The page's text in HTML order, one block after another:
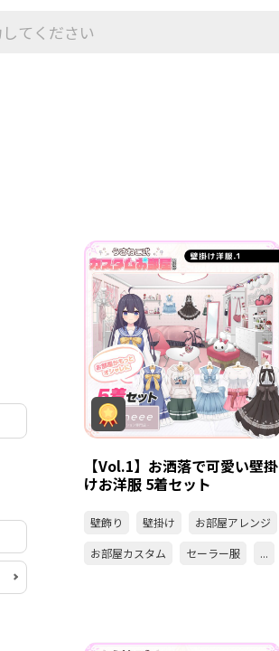
【Vol.1】お洒落で可愛い壁掛
けお洋服 5着セット
壁飾り 壁掛け
お部屋アレンジ
お部屋カスタム
セーラー服 ...